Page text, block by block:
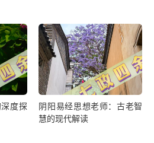
度探
阴阳易经思想老师：古老智
慧的现代解读